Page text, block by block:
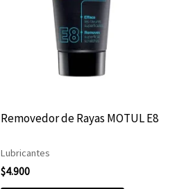
Removedor de Rayas MOTUL E8
Lubricantes
$4.900